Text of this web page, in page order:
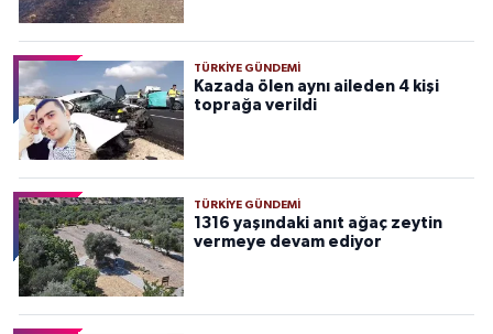
TÜRKIYE GÜNDEMI
Kazada ölen aynı aileden 4 kişi
toprağa verildi
TÜRKIYE GÜNDEMI
1316 yaşındaki anıt ağaç zeytin
vermeye devam ediyor